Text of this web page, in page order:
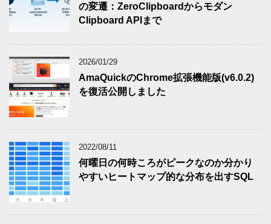
の変遷：ZeroClipboardからモダン
Clipboard APIまで
2026/01/29
AmaQuickのChrome拡張機能版(v6.0.2)
を復活公開しました
2022/08/11
何曜日の何時ころがピークなのか分かり
やすいヒートマップ的な分布を出すSQL